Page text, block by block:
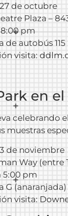
de octubre
Plaza –
8:00 pm
de autobús
visita:
en
celebrando
muestras
de noviembre
Way (entre
5:00 pm
G
visita: